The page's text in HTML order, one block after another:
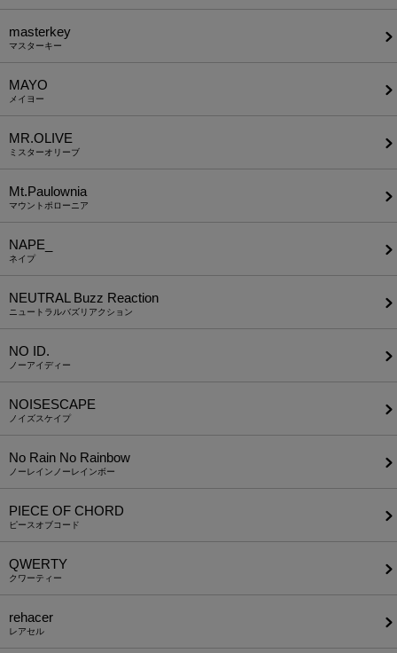
masterkey
マスターキー
MAYO
メイヨー
MR.OLIVE
ミスターオリーブ
Mt.Paulownia
マウントポローニア
NAPE_
ネイプ
NEUTRAL Buzz Reaction
ニュートラルバズリアクション
NO ID.
ノーアイディー
NOISESCAPE
ノイズスケイプ
No Rain No Rainbow
ノーレインノーレインボー
PIECE OF CHORD
ピースオブコード
QWERTY
クワーティー
rehacer
レアセル